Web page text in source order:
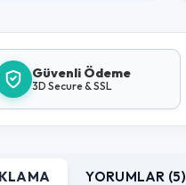
Güvenli Ödeme
3D Secure & SSL
YORUMLAR (5)